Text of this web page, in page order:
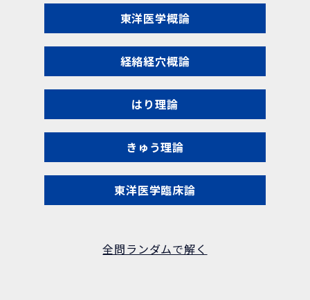
東洋医学概論
経絡経穴概論
はり理論
きゅう理論
東洋医学臨床論
全問ランダムで解く